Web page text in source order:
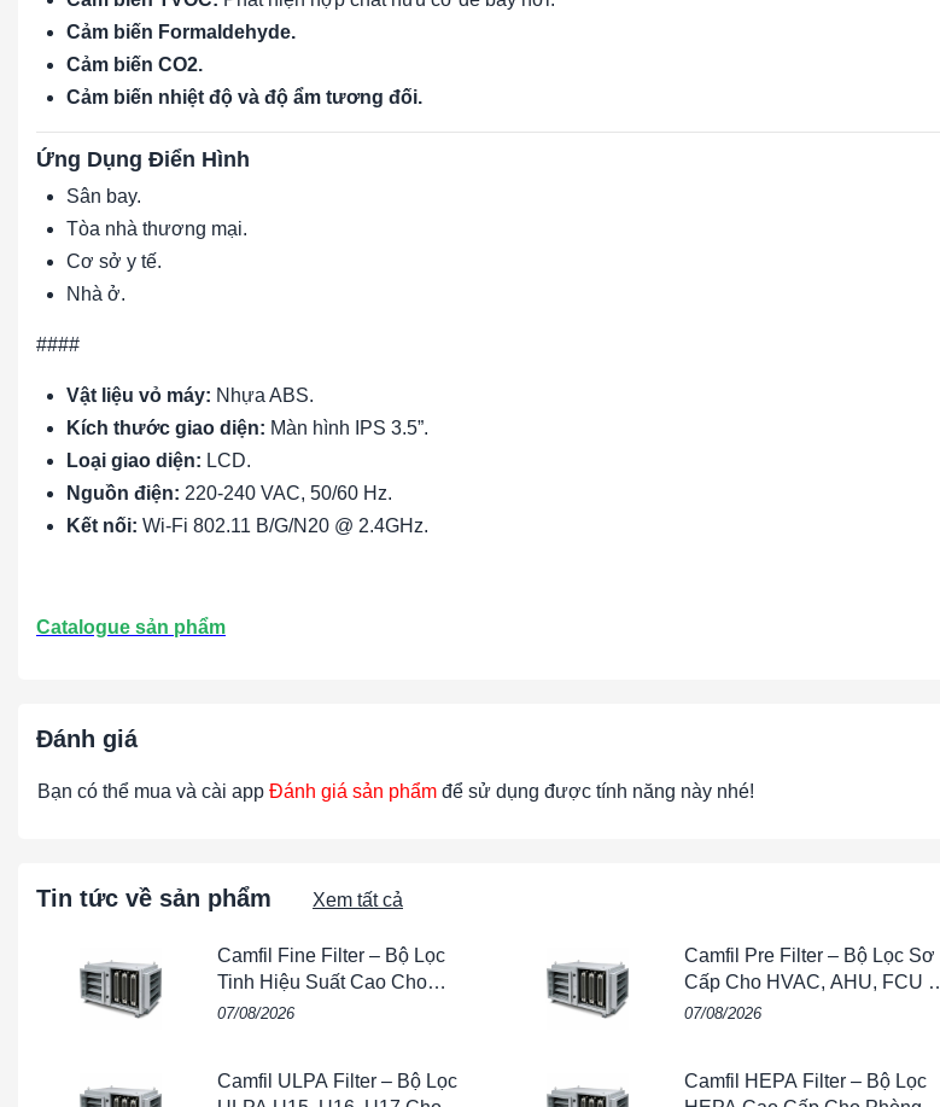
Cảm biến Formaldehyde.
Cảm biến CO2.
Cảm biến nhiệt độ và độ ẩm tương đối.
Ứng Dụng Điển Hình
Sân bay.
Tòa nhà thương mại.
Cơ sở y tế.
Nhà ở.
####
Vật liệu vỏ máy: Nhựa ABS.
Kích thước giao diện: Màn hình IPS 3.5”.
Loại giao diện: LCD.
Nguồn điện: 220-240 VAC, 50/60 Hz.
Kết nối: Wi-Fi 802.11 B/G/N20 @ 2.4GHz.
Catalogue sản phẩm
Đánh giá
Bạn có thể mua và cài app Đánh giá sản phẩm để sử dụng được tính năng này nhé!
Tin tức về sản phẩm Xem tất cả
Camfil Fine Filter – Bộ Lọc
Tinh Hiệu Suất Cao Cho
HVAC, AHU & Phòng Sạch
07/08/2026
Camfil Pre Filter – Bộ Lọc Sơ
Cấp Cho HVAC, AHU, FCU &
Hệ Thống Thông Gió
07/08/2026
Camfil ULPA Filter – Bộ Lọc
Camfil HEPA Filter – Bộ Lọc